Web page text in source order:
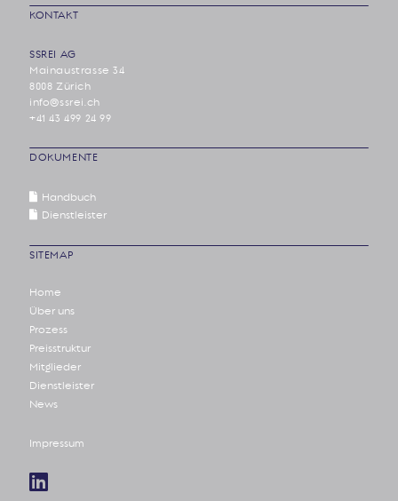
KONTAKT
SSREI AG
Mainaustrasse 34
8008 Zürich
info@ssrei.ch
+41 43 499 24 99
DOKUMENTE
Handbuch
Dienstleister
SITEMAP
Home
Über uns
Prozess
Preisstruktur
Mitglieder
Dienstleister
News
Impressum